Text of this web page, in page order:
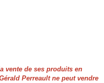
vente de ses produits en
Perreault ne peut vendre